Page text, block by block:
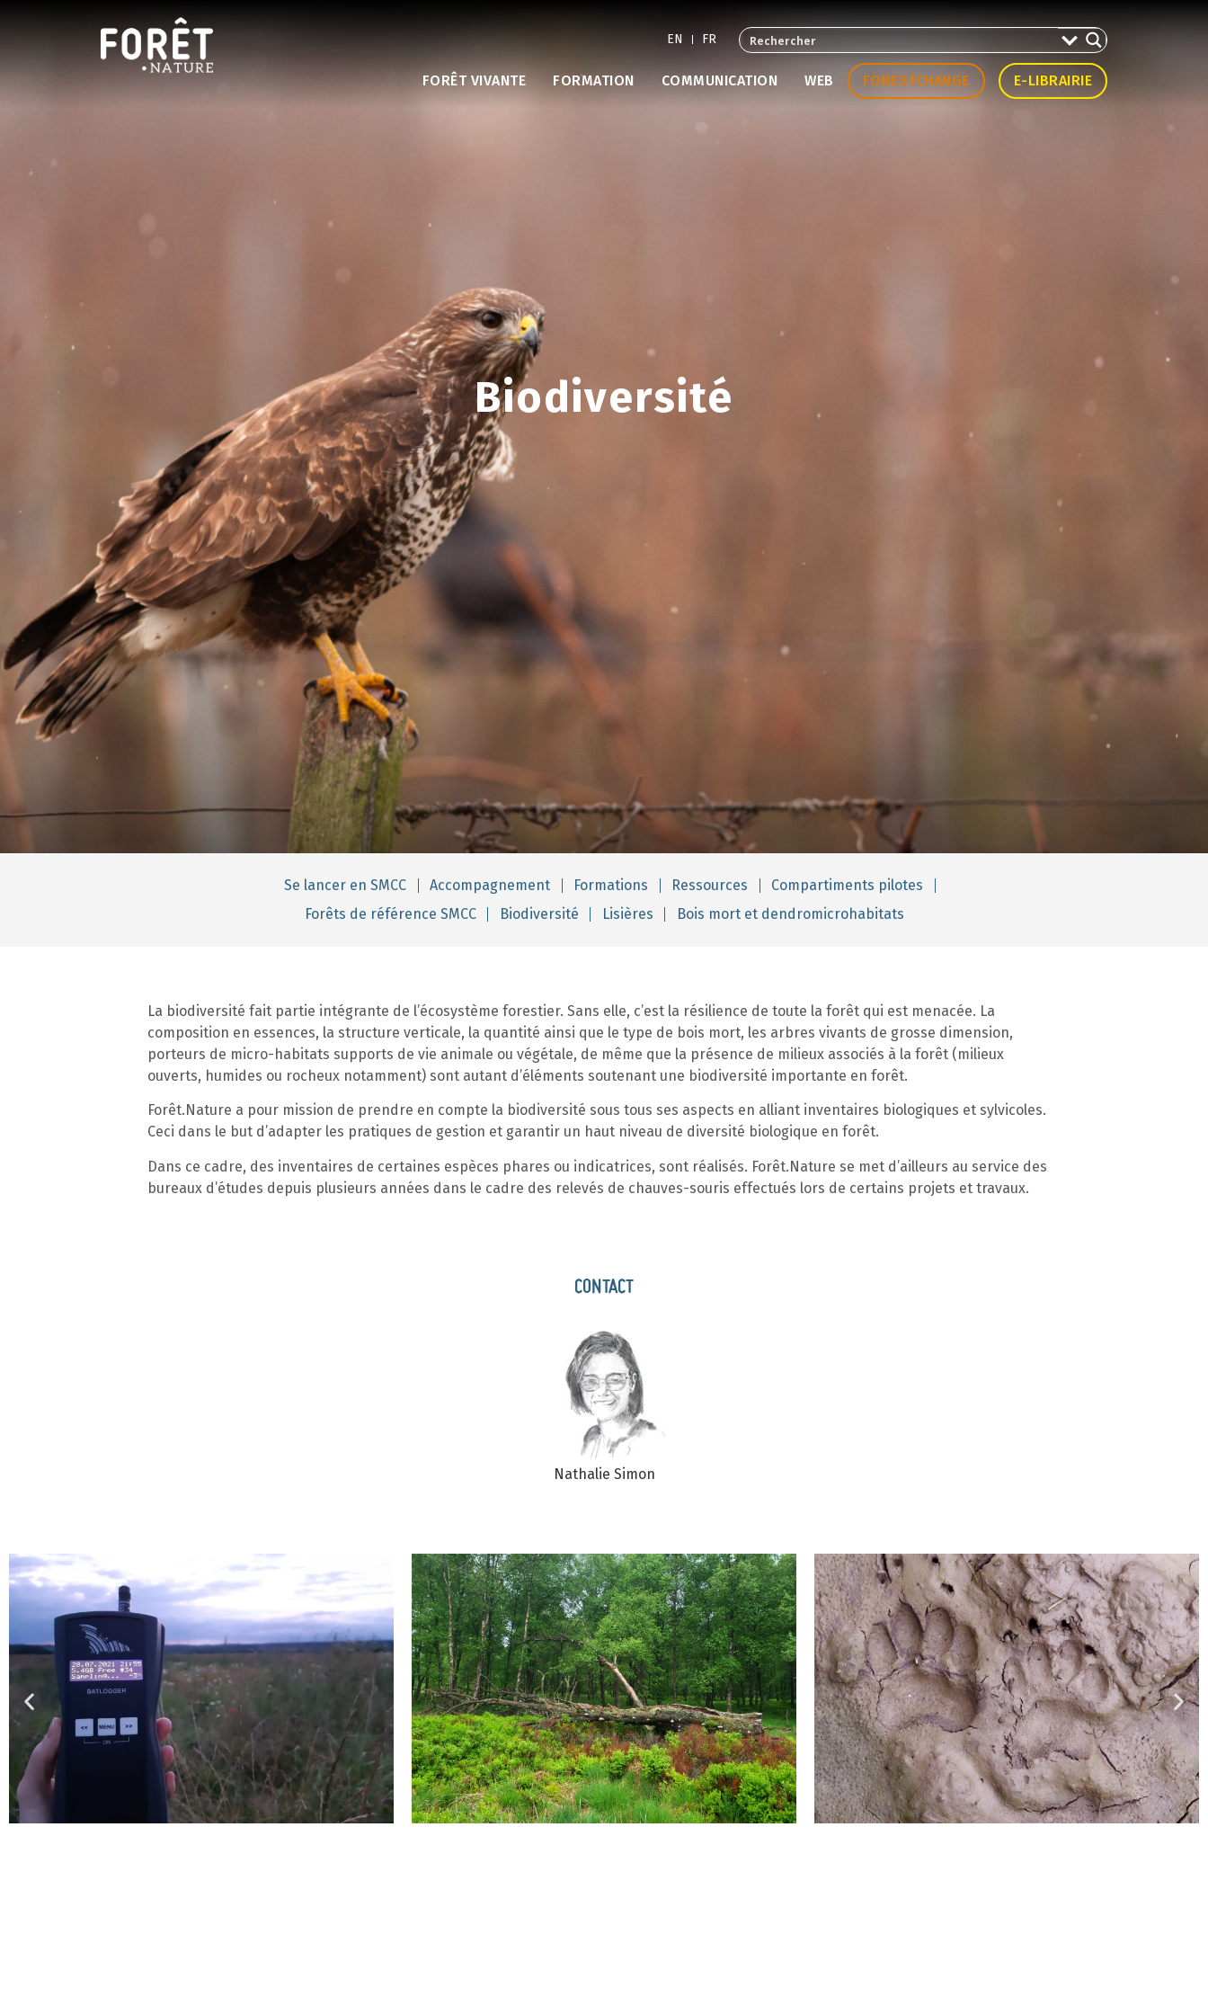
EN FR
FORÊT VIVANTE FORMATION COMMUNICATION WEB FORESTCHANGE E-LIBRAIRIE
Biodiversité
Se lancer en SMCC Accompagnement Formations Ressources
Compartiments pilotes
Forêts de référence SMCC
Biodiversité Lisières Bois mort et dendromicrohabitats
La biodiversité fait partie intégrante de l’écosystème forestier. Sans elle, c’est la résilience de toute la forêt qui est menacée. La
composition en essences, la structure verticale, la quantité ainsi que le type de bois mort, les arbres vivants de grosse dimension,
porteurs de micro-habitats supports de vie animale ou végétale, de même que la présence de milieux associés à la forêt (milieux
ouverts, humides ou rocheux notamment) sont autant d’éléments soutenant une biodiversité importante en forêt.
Forêt.Nature a pour mission de prendre en compte la biodiversité sous tous ses aspects en alliant inventaires biologiques et sylvicoles.
Ceci dans le but d’adapter les pratiques de gestion et garantir un haut niveau de diversité biologique en forêt.
Dans ce cadre, des inventaires de certaines espèces phares ou indicatrices, sont réalisés. Forêt.Nature se met d’ailleurs au service des
bureaux d’études depuis plusieurs années dans le cadre des relevés de chauves-souris effectués lors de certains projets et travaux.
CONTACT
Nathalie Simon